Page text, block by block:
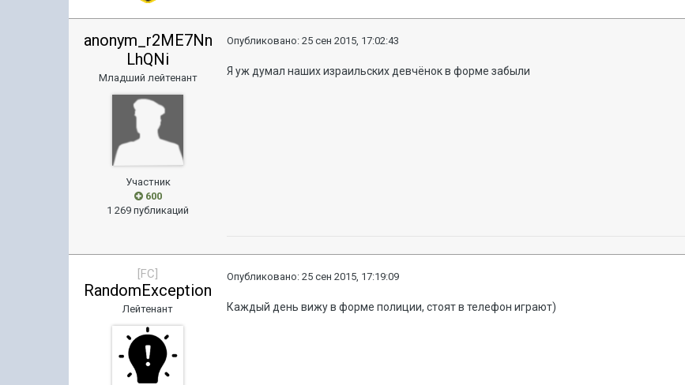
anonym_r2ME7Nn
LhQNi
Младший лейтенант
Участник
600
1 269 публикаций
Опубликовано:25 сен 2015, 17:02:43
Я уж думал наших израильских девчёнок в форме забыли
[FC]
RandomException
Лейтенант
Опубликовано:25 сен 2015, 17:19:09
Каждый день вижу в форме полиции, стоят в телефон играют)